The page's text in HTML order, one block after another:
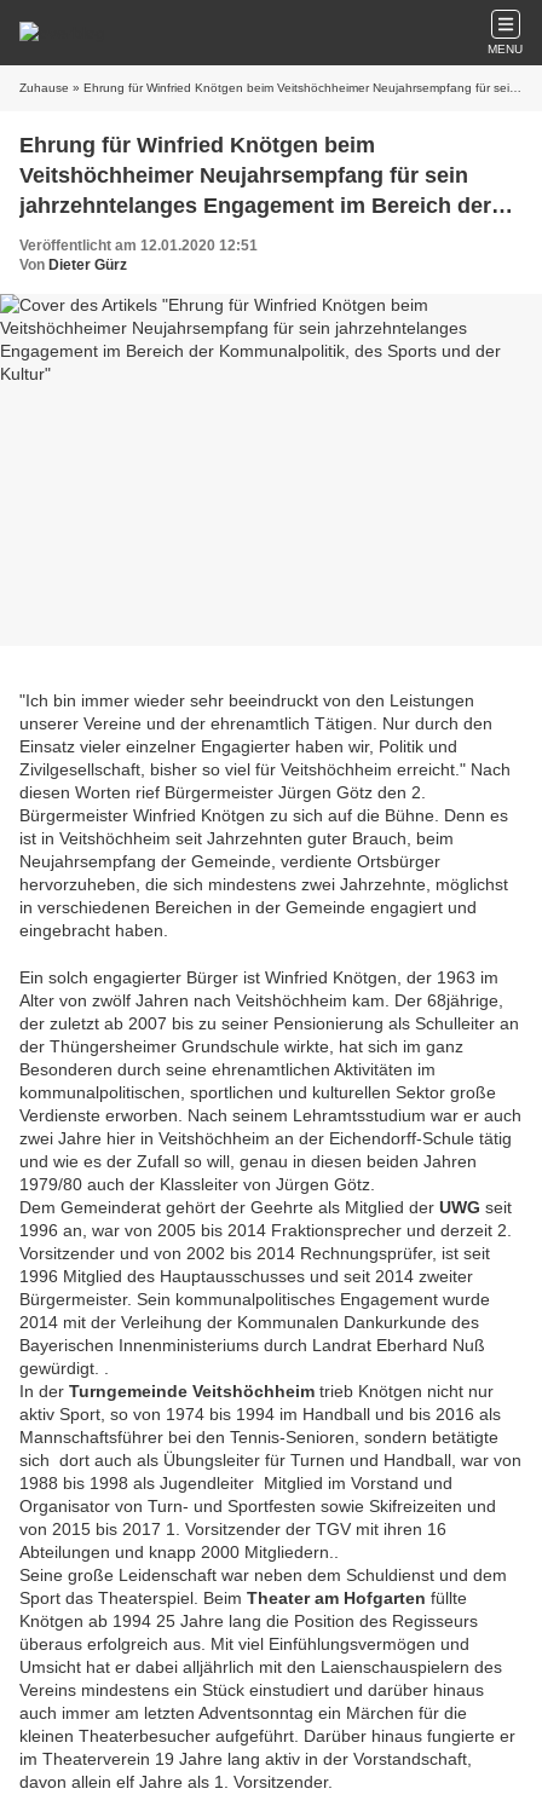
MENU
Zuhause » Ehrung für Winfried Knötgen beim Veitshöchheimer Neujahrsempfang für sein jahrzehntelanges Engagement im Bereich der Kommunalpolitik, des Sports und der Kultur
Ehrung für Winfried Knötgen beim
Veitshöchheimer Neujahrsempfang für sein
jahrzehntelanges Engagement im Bereich der
Kommunalpolitik, des Sports und der Kultur
Veröffentlicht am 12.01.2020 12:51
Von Dieter Gürz
"Ich bin immer wieder sehr beeindruckt von den Leistungen
unserer Vereine und der ehrenamtlich Tätigen. Nur durch den
Einsatz vieler einzelner Engagierter haben wir, Politik und
Zivilgesellschaft, bisher so viel für Veitshöchheim erreicht." Nach
diesen Worten rief Bürgermeister Jürgen Götz den 2.
Bürgermeister Winfried Knötgen zu sich auf die Bühne. Denn es
ist in Veitshöchheim seit Jahrzehnten guter Brauch, beim
Neujahrsempfang der Gemeinde, verdiente Ortsbürger
hervorzuheben, die sich mindestens zwei Jahrzehnte, möglichst
in verschiedenen Bereichen in der Gemeinde engagiert und
eingebracht haben.
Ein solch engagierter Bürger ist Winfried Knötgen, der 1963 im
Alter von zwölf Jahren nach Veitshöchheim kam. Der 68jährige,
der zuletzt ab 2007 bis zu seiner Pensionierung als Schulleiter an
der Thüngersheimer Grundschule wirkte, hat sich im ganz
Besonderen durch seine ehrenamtlichen Aktivitäten im
kommunalpolitischen, sportlichen und kulturellen Sektor große
Verdienste erworben. Nach seinem Lehramtsstudium war er auch
zwei Jahre hier in Veitshöchheim an der Eichendorff-Schule tätig
und wie es der Zufall so will, genau in diesen beiden Jahren
1979/80 auch der Klassleiter von Jürgen Götz.
Dem Gemeinderat gehört der Geehrte als Mitglied der UWG seit
1996 an, war von 2005 bis 2014 Fraktionsprecher und derzeit 2.
Vorsitzender und von 2002 bis 2014 Rechnungsprüfer, ist seit
1996 Mitglied des Hauptausschusses und seit 2014 zweiter
Bürgermeister. Sein kommunalpolitisches Engagement wurde
2014 mit der Verleihung der Kommunalen Dankurkunde des
Bayerischen Innenministeriums durch Landrat Eberhard Nuß
gewürdigt. .
In der Turngemeinde Veitshöchheim trieb Knötgen nicht nur
aktiv Sport, so von 1974 bis 1994 im Handball und bis 2016 als
Mannschaftsführer bei den Tennis-Senioren, sondern betätigte
sich dort auch als Übungsleiter für Turnen und Handball, war von
1988 bis 1998 als Jugendleiter Mitglied im Vorstand und
Organisator von Turn- und Sportfesten sowie Skifreizeiten und
von 2015 bis 2017 1. Vorsitzender der TGV mit ihren 16
Abteilungen und knapp 2000 Mitgliedern.
Seine große Leidenschaft war neben dem Schuldienst und dem
Sport das Theaterspiel. Beim Theater am Hofgarten füllte
Knötgen ab 1994 25 Jahre lang die Position des Regisseurs
überaus erfolgreich aus. Mit viel Einfühlungsvermögen und
Umsicht hat er dabei alljährlich mit den Laienschauspielern des
Vereins mindestens ein Stück einstudiert und darüber hinaus
auch immer am letzten Adventsonntag ein Märchen für die
kleinen Theaterbesucher aufgeführt. Darüber hinaus fungierte er
im Theaterverein 19 Jahre lang aktiv in der Vorstandschaft,
davon allein elf Jahre als 1. Vorsitzender.